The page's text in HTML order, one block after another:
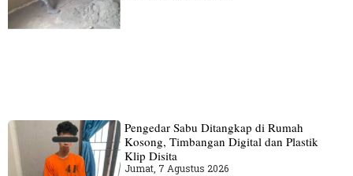
Pengedar Sabu Ditangkap di Rumah
Kosong, Timbangan Digital dan Plastik
Klip Disita
Jumat, 7 Agustus 2026